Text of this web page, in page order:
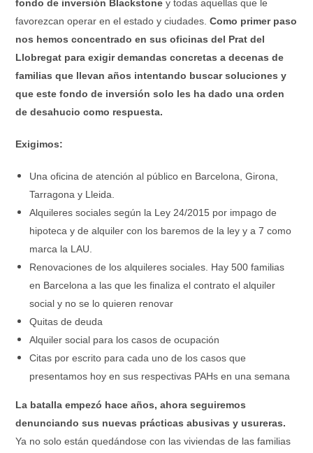
fondo de inversión Blackstone y todas aquellas que le
favorezcan operar en el estado y ciudades.Como primer paso
nos hemos concentrado en sus oficinas del Prat del
Llobregat para exigir demandas concretas a decenas de
familias que llevan años intentando buscar soluciones y
que este fondo de inversión solo les ha dado una orden
de desahucio como respuesta.
Exigimos:
Una oficina de atención al público en Barcelona, Girona,
Tarragona y Lleida.
Alquileres sociales según la Ley 24/2015 por impago de
hipoteca y de alquiler con los baremos de la ley y a 7 como
marca la LAU.
Renovaciones de los alquileres sociales. Hay 500 familias
en Barcelona a las que les finaliza el contrato el alquiler
social y no se lo quieren renovar
Quitas de deuda
Alquiler social para los casos de ocupación
Citas por escrito para cada uno de los casos que
presentamos hoy en sus respectivas PAHs en una semana
La batalla empezó hace años, ahora seguiremos
denunciando sus nuevas prácticas abusivas y usureras.
Ya no solo están quedándose con las viviendas de las familias